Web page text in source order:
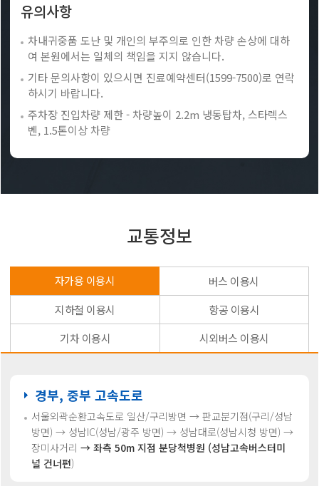
유의사항
차내귀중품 도난 및 개인의 부주의로 인한 차량 손상에 대하
여 본원에서는 일체의 책임을 지지 않습니다.
기타 문의사항이 있으시면 진료예약센터(1599-7500)로 연락
하시기 바랍니다.
주차장 진입차량 제한 - 차량높이 2.2m 냉동탑차, 스타렉스
벤, 1.5톤이상 차량
교통정보
자가용 이용시
버스 이용시
지하철 이용시
항공 이용시
기차 이용시
시외버스 이용시
경부, 중부 고속도로
서울외곽순환고속도로 일산/구리방면 → 판교분기점(구리/성남
방면) → 성남IC(성남/광주 방면) → 성남대로(성남시청 방면) →
장미사거리→ 좌측 50m 지점 분당척병원 (성남고속버스터미
널 건너편)